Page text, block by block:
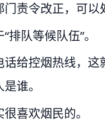
责令改正，可以
排队等候队伍”。
给控烟热线，
谁。
喜欢烟民的。